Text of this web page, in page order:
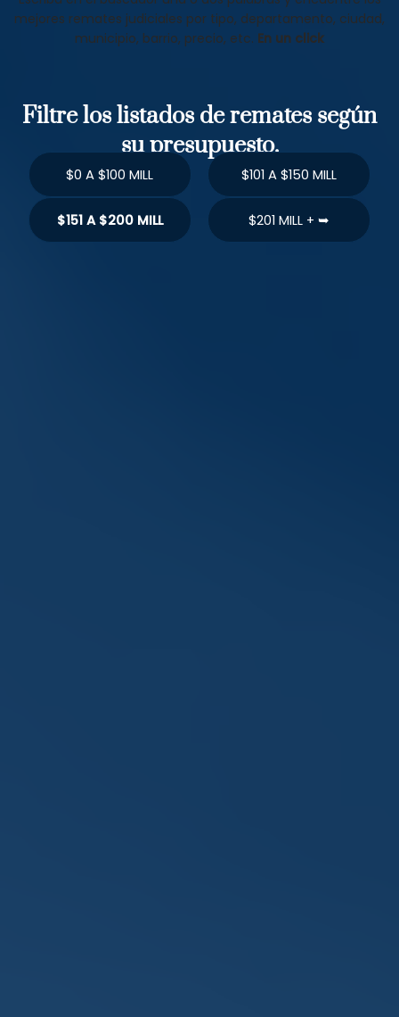
mejores remates judiciales por tipo, departamento, ciudad,
municipio, barrio, precio, etc. En un click
Filtre los listados de remates según
su presupuesto.
$0 A $100 MILL $101 A $150 MILL
$151 A $200 MILL $201 MILL + ➥